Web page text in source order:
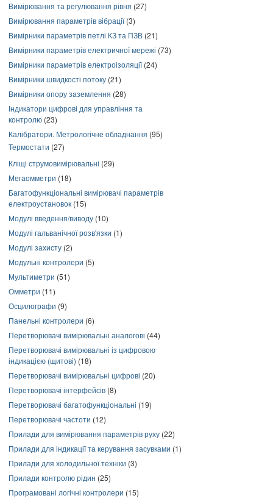
Вимірювання та регулювання рівня (27)
Вимірювання параметрів вібрації(3)
Вимірники параметрів петлі КЗ та ПЗВ (21)
Вимірники параметрів електричної мережі (73)
Вимірники параметрів електроізоляції(24)
Вимірники швидкості потоку (21)
Вимірники опору заземлення (28)
Індикатори цифрові для управління та
контролю (23)
Калібратори. Метрологічне обладнання (95)
Термостати (27)
Кліщі струмовимірювальні (29)
Мегаомметри (18)
Багатофункціональні вимірювачі параметрів
електроустановок (15)
Модулі введення/виводу (10)
Модулі гальванічної розв'язки (1)
Модулі захисту (2)
Модульні контролери (5)
Мультиметри (51)
Омметри (11)
Осцилографи (9)
Панельні контролери (6)
Перетворювачі вимірювальні аналогові (44)
Перетворювачі вимірювальні із цифровою
індикацією (щитові) (18)
Перетворювачі вимірювальні цифрові (20)
Перетворювачі інтерфейсів (8)
Перетворювачі багатофункціональні (19)
Перетворювачі частоти (12)
Прилади для вимірювання параметрів руху (22)
Прилади для індикації та керування засувками (1)
Прилади для холодильної техніки (3)
Прилади контролю рідин (25)
Програмовані логічні контролери (15)